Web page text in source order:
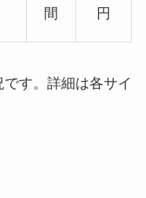
間
円
す。詳細は各サイ